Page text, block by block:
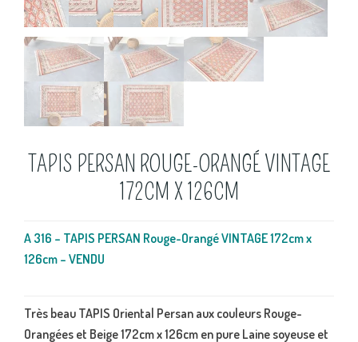
TAPIS PERSAN ROUGE-ORANGÉ VINTAGE
172CM X 126CM
A 316 – TAPIS PERSAN Rouge-Orangé VINTAGE 172cm x
126cm – VENDU
Très beau TAPIS Oriental Persan aux couleurs Rouge-
Orangées et Beige 172cm x 126cm en pure Laine soyeuse et